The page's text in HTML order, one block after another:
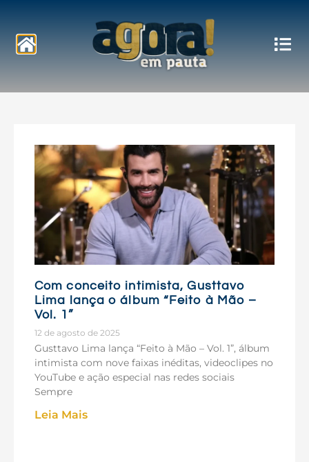
Notícias
Com conceito intimista, Gusttavo
Lima lança o álbum “Feito à Mão –
Vol. 1”
12 de agosto de 2025
Gusttavo Lima lança “Feito à Mão – Vol. 1”, álbum
intimista com nove faixas inéditas, videoclipes no
YouTube e ação especial nas redes sociais
Sempre
Leia Mais